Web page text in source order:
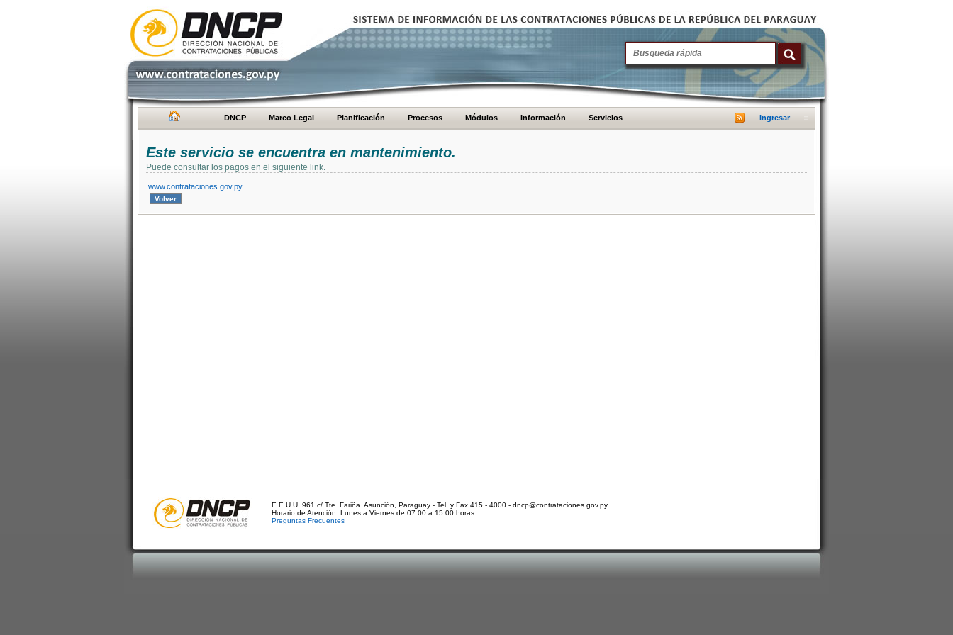
DNCP Marco Legal Planificación Procesos Módulos Información Servicios Ingresar
Este servicio se encuentra en mantenimiento.
Puede consultar los pagos en el siguiente link.
www.contrataciones.gov.py
E.E.U.U. 961 c/ Tte. Fariña. Asunción, Paraguay - Tel. y Fax 415 - 4000 - dncp@contrataciones.gov.py
Horario de Atención: Lunes a Viernes de 07:00 a 15:00 horas
Preguntas Frecuentes